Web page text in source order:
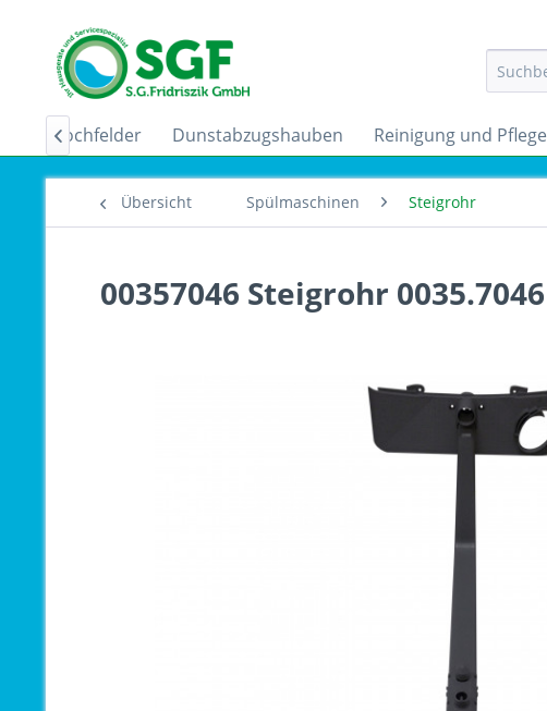
Dunstabzugshauben Reinigung und Pflege

Übersicht Spülmaschinen Steigrohr
00357046 Steigrohr 0035.7046